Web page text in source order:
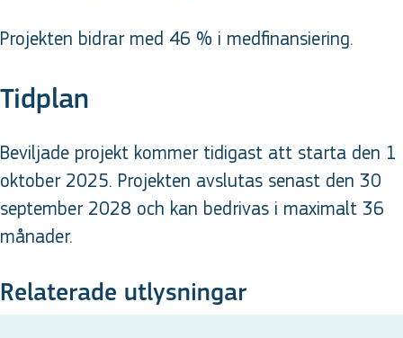
Projekten bidrar med 46 % i medfinansiering.
Tidplan
Beviljade projekt kommer tidigast att starta den 1
oktober 2025. Projekten avslutas senast den 30
september 2028 och kan bedrivas i maximalt 36
månader.
Relaterade utlysningar